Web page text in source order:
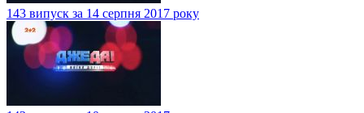
143 випуск за 14 серпня 2017 року